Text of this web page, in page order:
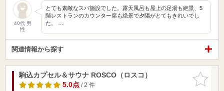
40代 男
性
とても素敵なスパ施設でした。露天風呂も屋上の足湯も絶景、5
階レストランのカウンター席も絶景で夕陽がとてもきれいでし
た。 …
関連情報から探す
お気に入
りに追加
駒込カプセル＆サウナ ROSCO（ロスコ）
5.0点/ 2 件